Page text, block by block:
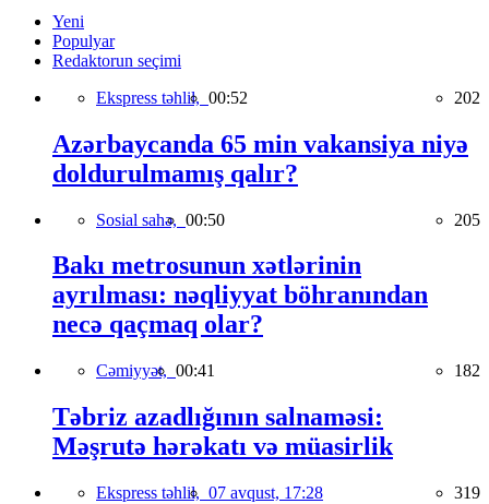
Yeni
Populyar
Redaktorun seçimi
Ekspress təhlil, 00:52 202
Azərbaycanda 65 min vakansiya niyə
doldurulmamış qalır?
Sosial sahə, 00:50 205
Bakı metrosunun xətlərinin
ayrılması: nəqliyyat böhranından
necə qaçmaq olar?
Cəmiyyət, 00:41 182
Təbriz azadlığının salnaməsi:
Məşrutə hərəkatı və müasirlik
Ekspress təhlil, 07 avqust, 17:28 319